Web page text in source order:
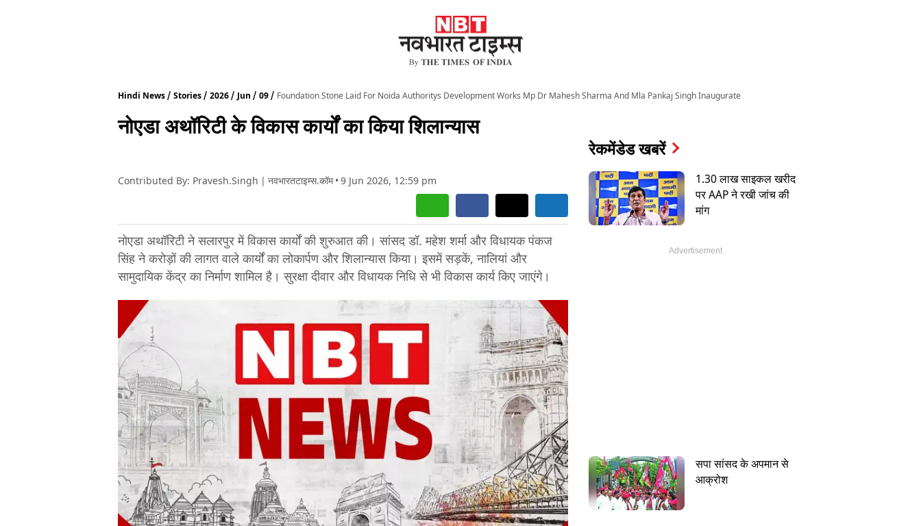
Hindi News Stories 2026 Jun 09 Foundation Stone Laid For Noida Authoritys Development Works Mp Dr Mahesh Sharma And Mla Pankaj Singh Inaugurate
नोएडा अथॉरिटी के विकास कार्यों का किया शिलान्यास
Contributed By: Pravesh.Singh | नवभारतटाइम्स.कॉम •9 Jun 2026, 12:59 pm
नोएडा अथॉरिटी ने सलारपुर में विकास कार्यों की शुरुआत की। सांसद डॉ. महेश शर्मा और विधायक पंकज
सिंह ने करोड़ों की लागत वाले कार्यों का लोकार्पण और शिलान्यास किया। इसमें सड़कें, नालियां और
सामुदायिक केंद्र का निर्माण शामिल है। सुरक्षा दीवार और विधायक निधि से भी विकास कार्य किए जाएंगे।
रेकमेंडेड खबरें
1.30 लाख साइकल खरीद
पर AAP ने रखी जांच की
मांग
सपा सांसद के अपमान से
आक्रोश